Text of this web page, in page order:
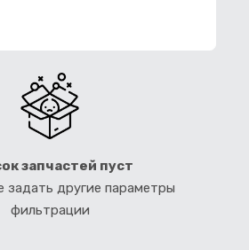
запчастей пуст
задать другие параметры
фильтрации